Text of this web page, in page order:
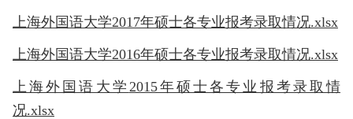
上海外国语大学2017年硕士各专业报考录取情况.xlsx
上海外国语大学2016年硕士各专业报考录取情况.xlsx
上海外国语大学 2015年硕士各专业报考录取情
况.xlsx